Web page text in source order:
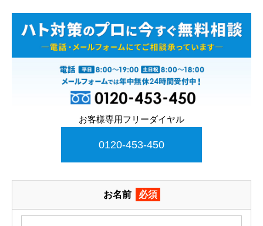
お客様専用フリーダイヤル
0120-453-450
お名前 必須